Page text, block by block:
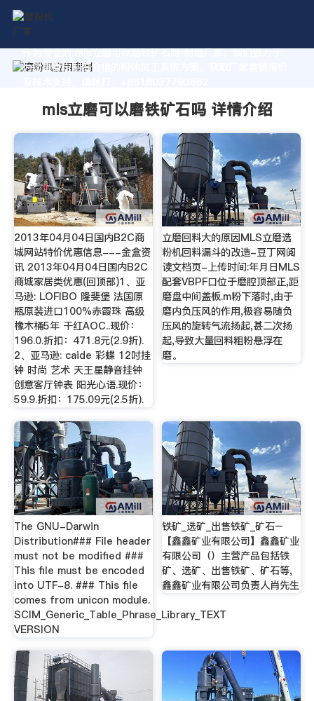
作为专业的 mls立磨可以磨铁矿石吗 制造厂家，我们致力于
为您量身定制高价值的粉体加工系统方案。获取厂家直销报价
mls立磨可以磨铁矿石吗 详情介绍
2013年04月04日国内B2C商
城网站特价优惠信息---金盒资
讯 2013年04月04日国内B2C
商城家居类优惠(回顶部)1、亚
马逊: LOFIBO 隆斐堡 法国原
瓶原装进口100%赤霞珠 高级
橡木桶5年 干红AOC..现价：
196.0.折扣：471.8元(2.9折).
2、亚马逊: caide 彩蝶 12吋挂
钟 时尚 艺术 天王星静音挂钟
创意客厅钟表 阳光心语.现价：
59.9.折扣：175.09元(2.5折).
立磨回料大的原因MLS立磨选
粉机回料漏斗的改造-豆丁网阅
读文档页-上传时间:年月日MLS
配套VBPF口位于磨腔顶部正,距
磨盘中间盖板.m粉下落时,由于
磨内负压风的作用,极容易随负
压风的旋转气流扬起,甚二次扬
起,导致大量回料粗粉悬浮在
磨。
The GNU-Darwin
Distribution### File header
must not be modified ###
This file must be encoded
into UTF-8. ### This file
comes from unicon module.
SCIM_Generic_Table_Phrase_Library_TEXT
VERSION
铁矿_选矿_出售铁矿_矿石–
【鑫鑫矿业有限公司】鑫鑫矿业
有限公司（）主营产品包括铁
矿、选矿、出售铁矿、矿石等,
鑫鑫矿业有限公司负责人肖先生